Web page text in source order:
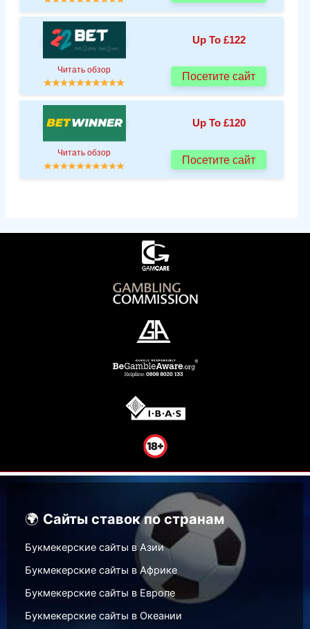
Up To £122
Читать обзор
Посетите сайт
Up To £120
Читать обзор
Посетите сайт
🌍 Сайты ставок по странам
Букмекерские сайты в Азии
Букмекерские сайты в Африке
Букмекерские сайты в Европе
Букмекерские сайты в Океании